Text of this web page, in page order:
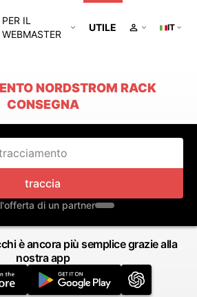
PER IL
WEBMASTER
UTILE IT
NORDSTROM RACK
CONSEGNA
traccia
di un partner
è ancora più semplice grazie alla
nostra app